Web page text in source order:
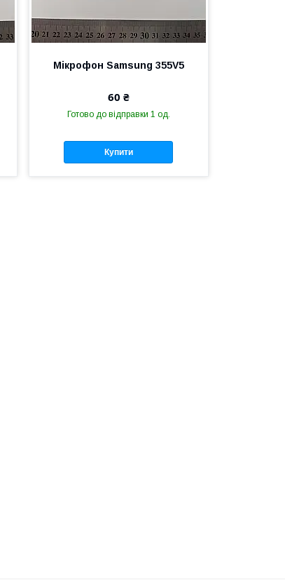
Мікрофон Samsung 355V5
60 ₴
Готово до відправки 1 од.
Купити